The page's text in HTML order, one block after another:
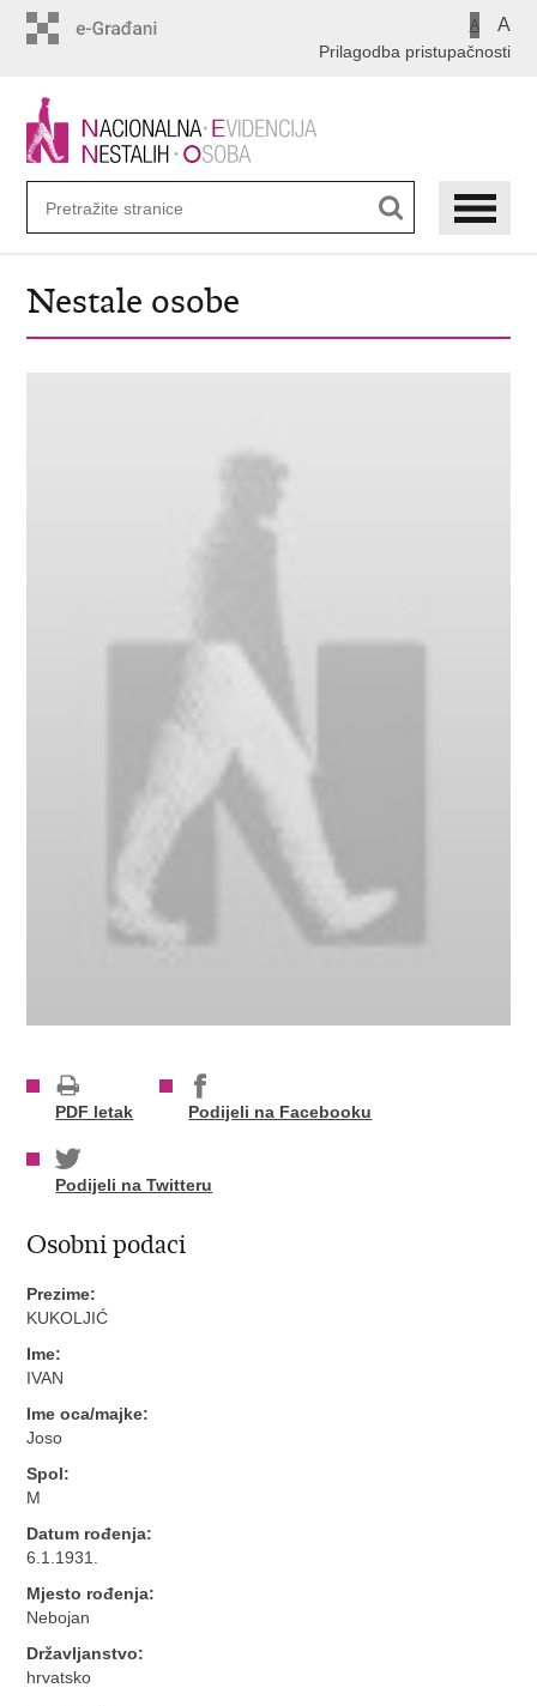
A A
Prilagodba pristupačnosti
Nestale osobe
PDF letak Podijeli na Facebooku
Podijeli na Twitteru
Osobni podaci
Prezime:
KUKOLJIĆ
Ime:
IVAN
Ime oca/majke:
Joso
Spol:
M
Datum rođenja:
6.1.1931.
Mjesto rođenja:
Nebojan
Državljanstvo:
hrvatsko